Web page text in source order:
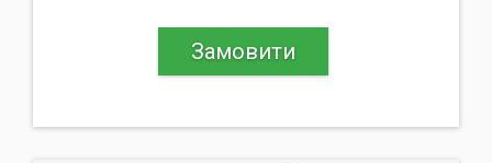
Замовити